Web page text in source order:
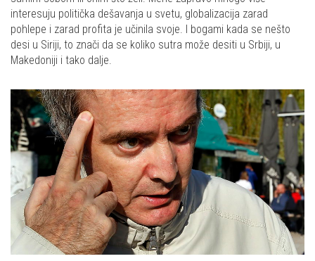
interesuju politička dešavanja u svetu, globalizacija zarad
pohlepe i zarad profita je učinila svoje. I bogami kada se nešto
desi u Siriji, to znači da se koliko sutra može desiti u Srbiji, u
Makedoniji i tako dalje.